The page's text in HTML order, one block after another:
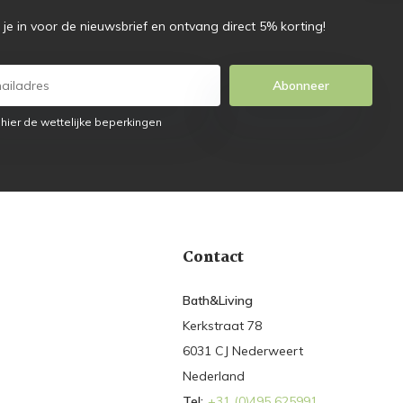
je in voor de nieuwsbrief en ontvang direct 5% korting!
Abonneer
de wettelijke beperkingen
Contact
Bath&Living
Kerkstraat 78
6031 CJ Nederweert
Nederland